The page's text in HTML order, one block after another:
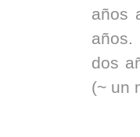
años
dos
(~ un